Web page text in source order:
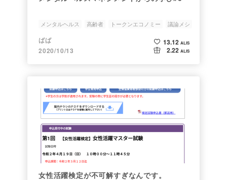
メンタルヘルス 高齢者 トークンエコノミー
議論メシ
検定
ばば
2020/10/13
13.12 ALIS
2.22 ALIS
女性活躍検定が不可解すぎなんです。